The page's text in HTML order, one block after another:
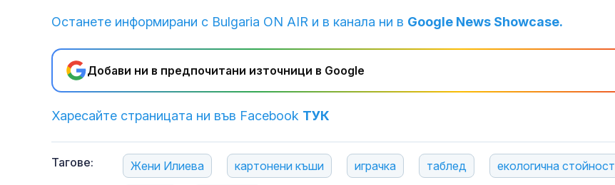
Останете информирани с Bulgaria ON AIR и в канала ни в Google News Showcase.
Добави ни в предпочитани източници в Google
Харесайте страницата ни във Facebook ТУК
Тагове: Жени Илиева картонени къши играчка таблед екологична стойност